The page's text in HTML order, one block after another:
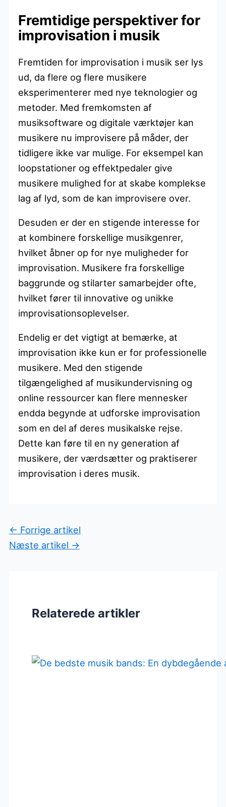
Fremtidige perspektiver for
improvisation i musik
Fremtiden for improvisation i musik ser lys
ud, da flere og flere musikere
eksperimenterer med nye teknologier og
metoder. Med fremkomsten af
musiksoftware og digitale værktøjer kan
musikere nu improvisere på måder, der
tidligere ikke var mulige. For eksempel kan
loopstationer og effektpedaler give
musikere mulighed for at skabe komplekse
lag af lyd, som de kan improvisere over.
Desuden er der en stigende interesse for
at kombinere forskellige musikgenrer,
hvilket åbner op for nye muligheder for
improvisation. Musikere fra forskellige
baggrunde og stilarter samarbejder ofte,
hvilket fører til innovative og unikke
improvisationsoplevelser.
Endelig er det vigtigt at bemærke, at
improvisation ikke kun er for professionelle
musikere. Med den stigende
tilgængelighed af musikundervisning og
online ressourcer kan flere mennesker
endda begynde at udforske improvisation
som en del af deres musikalske rejse.
Dette kan føre til en ny generation af
musikere, der værdsætter og praktiserer
improvisation i deres musik.
← Forrige artikel
Næste artikel →
Relaterede artikler